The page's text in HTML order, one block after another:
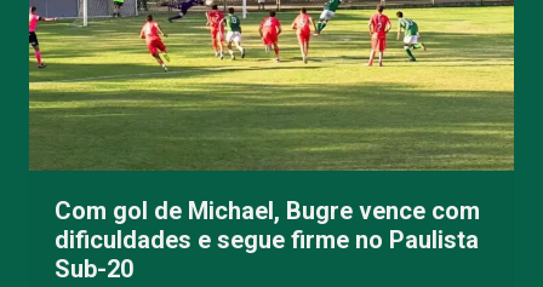
Com gol de Michael, Bugre vence com
dificuldades e segue firme no Paulista
Sub-20